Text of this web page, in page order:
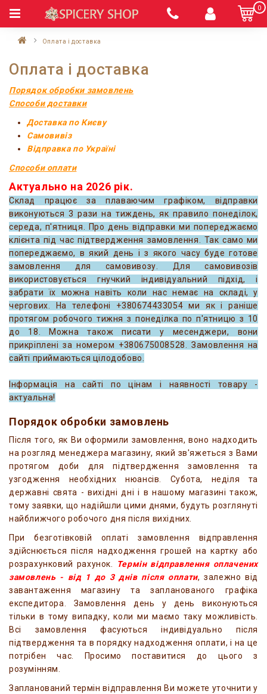
0
Оплата і доставка
Оплата і доставка
Порядок обробки замовлень
Способи доставки
Доставка по Києву
Самовивіз
Відправка по Україні
Способи оплати
Актуально на 2026 рік.
Склад працює за плаваючим графіком, відправки
виконуються 3 рази на тиждень, як правило понеділок,
середа, п'ятниця . Про день відправки ми попереджаємо
клієнта під час підтвердження замовлення. Так само ми
попереджаємо, в який день і з якого часу буде готове
замовлення для самовивозу. Для самовивозів
використовується гнучкий індивідуальний підхід, і
забрати їх можна навіть коли нас немає на складі, у
чергових. На телефоні +380674433054 ми як і раніше
протягом робочого тижня з понеділка по п'ятницю з 10
до 18. Можна також писати у месенджери, вони
прикріплені за номером +380675008528. Замовлення на
сайті приймаються цілодобово.
Інформація на сайті по цінам і наявності товару -
актуальна!
Порядок обробки замовлень
Після того, як Ви оформили замовлення, воно надходить
на розгляд менеджера магазину, який зв'яжеться з Вами
протягом доби для підтвердження замовлення та
узгодження необхідних нюансів. Субота, неділя та
державні свята - вихідні дні і в нашому магазині також,
тому заявки, що надійшли цими днями, будуть розглянуті
найближчого робочого дня після вихідних.
При безготівковій оплаті замовлення відправлення
здійснюється після надходження грошей на картку або
розрахунковий рахунок.
Термін відправлення оплачених
замовлень - від 1 до 3 днів після оплати, залежно від
завантаження магазину та запланованого графіка
експедитора. Замовлення день у день виконуються
тільки в тому випадку, коли ми маємо таку можливість.
Всі замовлення фасуються індивідуально після
підтвердження та в порядку надходження оплати, і на це
потрібен час. Просимо поставитися до цього з
розумінням.
Запланований термін відправлення Ви можете уточнити у